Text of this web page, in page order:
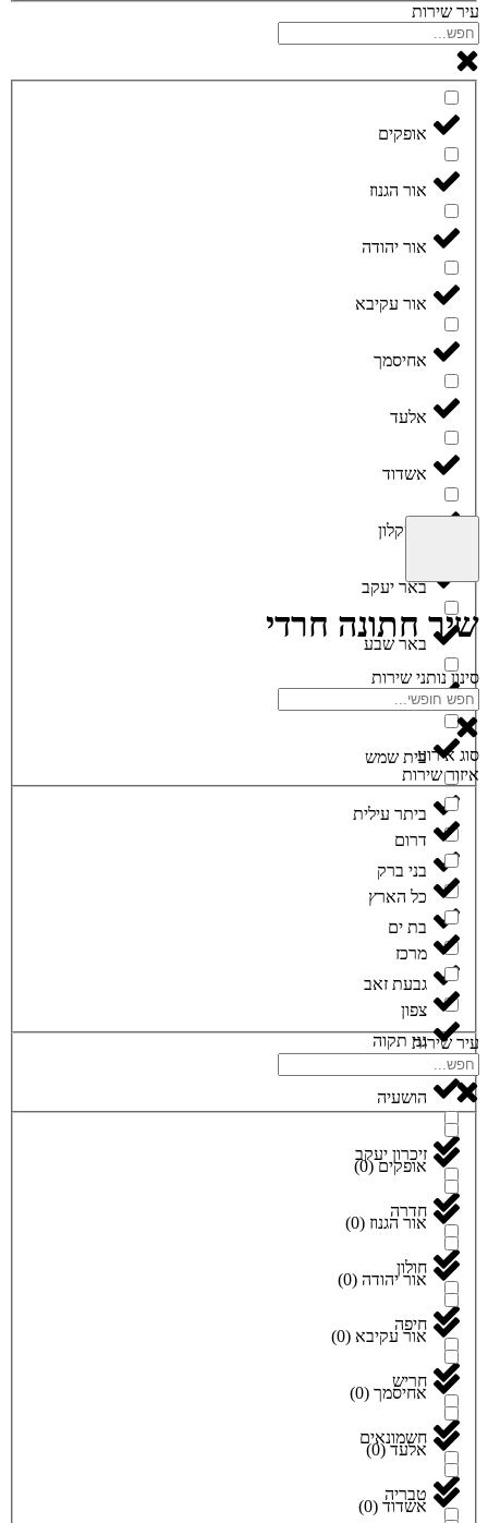
עיר שירות
אופקים
אור הגנוז
אור יהודה
אור עקיבא
אחיסמך
אלעד
אשדוד
אשקלון
באר יעקב
באר שבע
בית חלקיה
בית שמש
ביתר עילית
בני ברק
בת ים
גבעת זאב
גני תקוה
הושעיה
זיכרון יעקב
חדרה
חולון
חיפה
חריש
חשמונאים
טבריה
שיר חתונה חרדי
סינון נותני שירות
סוג אירוע
איזור שירות
דרום
כל הארץ
מרכז
צפון
עיר שירות
אופקים(
0
)
אור הגנוז (
0
)
אור יהודה (
0
)
אור עקיבא (
0
)
אחיסמך (
0
)
אלעד(
0
)
אשדוד (
0
)